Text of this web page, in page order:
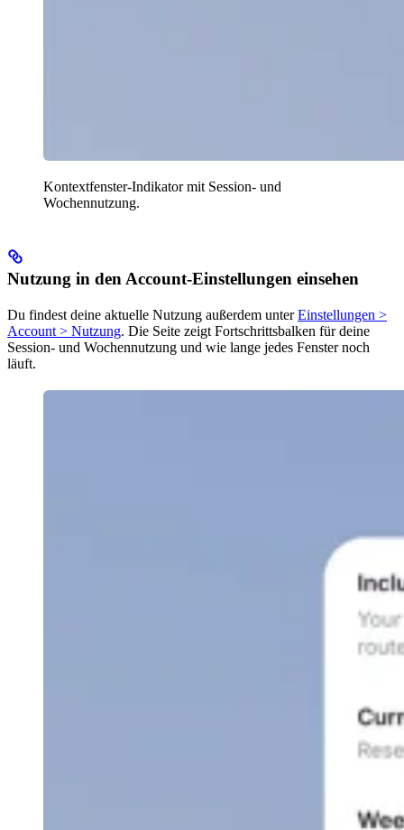
Kontextfenster-Indikator mit Session- und
Wochennutzung.
Nutzung in den Account-Einstellungen einsehen
Du findest deine aktuelle Nutzung außerdem unterEinstellungen >
Account > Nutzung. Die Seite zeigt Fortschrittsbalken für deine
Session- und Wochennutzung und wie lange jedes Fenster noch
läuft.